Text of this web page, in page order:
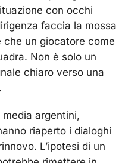
con occhi
faccia la mossa
un giocatore come
Non è solo un
chiaro verso una
argentini,
riaperto i dialoghi
L’ipotesi di un